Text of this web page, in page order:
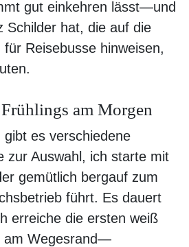
gut einkehren lässt—und
Schilder hat, die auf die
Reisebusse hinweisen,
am Morgen
es verschiedene
zur Auswahl, ich starte mit
gemütlich bergauf zum
führt. Es dauert
erreiche die ersten weiß
am Wegesrand—